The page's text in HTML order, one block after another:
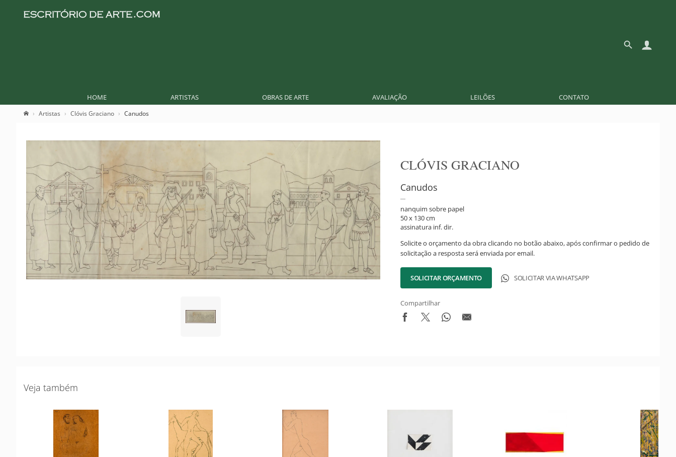
HOME ARTISTAS OBRAS DE ARTE AVALIAÇÃO LEILÕES CONTATO
Artistas Clóvis Graciano Canudos
CLÓVIS GRACIANO
Canudos
nanquim sobre papel
50 x 130 cm
assinatura inf. dir.
Solicite o orçamento da obra clicando no botão abaixo, após confirmar o pedido de
solicitação a resposta será enviada por email.
SOLICITAR ORÇAMENTO SOLICITAR VIA WHATSAPP
Compartilhar
Veja também